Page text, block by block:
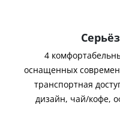
4
оснащенных
транспортная
дизайн, чай/кофе,